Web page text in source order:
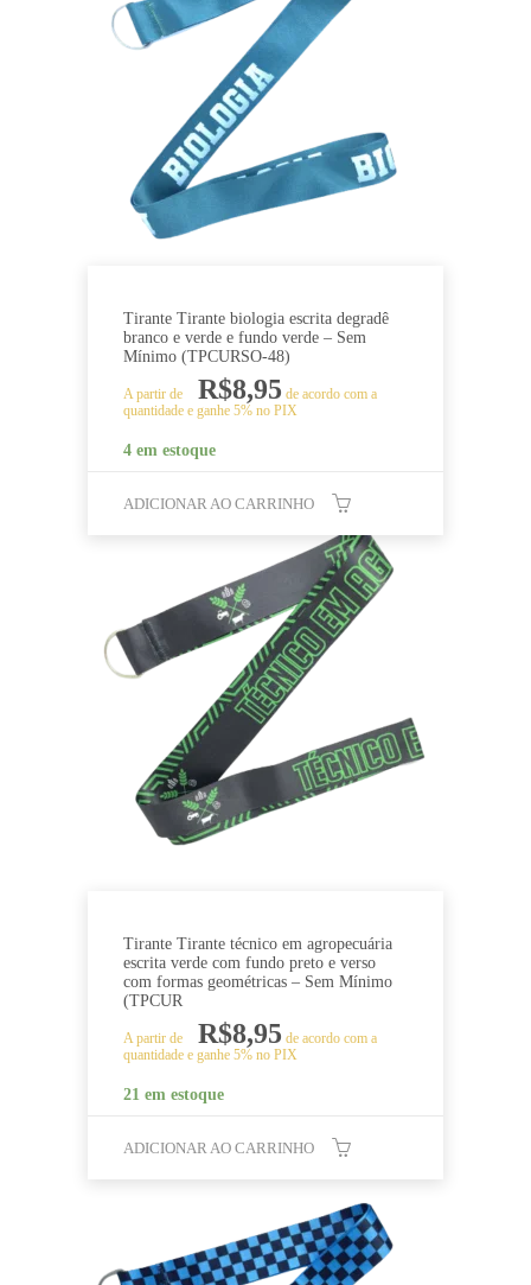
Tirante Tirante biologia escrita degradê
branco e verde e fundo verde – Sem
Mínimo (TPCURSO-48)
A partir de R$8,95 de acordo com a
quantidade e ganhe 5% no PIX
4 em estoque
ADICIONAR AO CARRINHO
Tirante Tirante técnico em agropecuária
escrita verde com fundo preto e verso
com formas geométricas – Sem Mínimo
(TPCUR
A partir de R$8,95 de acordo com a
quantidade e ganhe 5% no PIX
21 em estoque
ADICIONAR AO CARRINHO